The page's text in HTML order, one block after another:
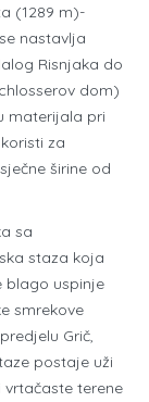
(1289 m)-
nastavlja
Risnjaka do
dom)
materijala pri
za
širine od
sa
staza koja
blago uspinje
smrekove
Grič,
postaje uži
vrtačaste terene